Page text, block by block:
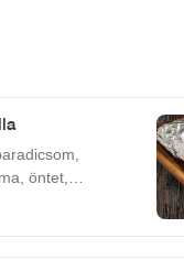
öntet,